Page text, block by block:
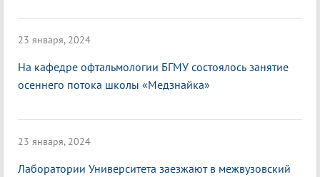
23 января, 2024
На кафедре офтальмологии БГМУ состоялось занятие
осеннего потока школы «Медзнайка»
23 января, 2024
Лаборатории Университета заезжают в межвузовский